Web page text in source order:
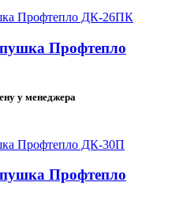
пушка Профтепло
у менеджера
Профтепло